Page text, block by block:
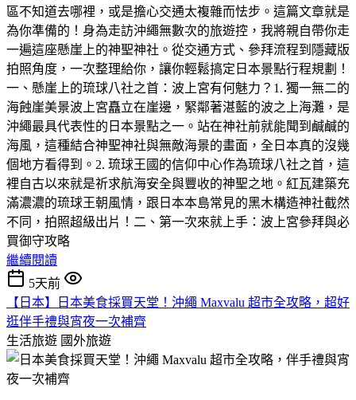
區不知道去哪裡，或是擔心交通太複雜而怯步。​這篇文章就是
為你準備的！身為走訪沖繩無數次的旅遊控，我將親自帶你走
一遍這座懸崖上的神聖神社。從交通方式、參拜流程到隱藏版
拍照角度，一次整理給你，讓你輕鬆搞定日本景點行程規劃！​
一、懸崖上的琉球八社之首：波上宮有何魅力？​1. 獨一無二的
海蝕崖美景​波上宮矗立在崖邊，緊鄰著湛藍的波之上海灘，是
沖繩最具代表性的日本景點之一。站在神社前就能聞到鹹鹹的
海風，這種結合神聖神社與無敵海景的畫面，全日本真的沒幾
個地方看得到。​2. 琉球王國的信仰中心​作為琉球八社之首，這
裡自古以來就是祈求航海安全與豐收的神聖之地。紅瓦建築充
滿濃濃的琉球王朝風情，跟日本本島常見的黑木構造神社截然
不同，拍照超級出片！​二、第一次來就上手：波上宮參拜與必
買御守攻略
繼續閱讀
5天前
【日本】日本美食採買天堂！沖繩 Maxvalu 超市全攻略，超好
逛伴手禮與宵夜一次補齊
生活旅遊 國外旅遊